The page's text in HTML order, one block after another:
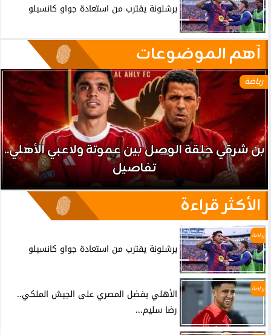
برشلونة يقترب من استعادة جواو كانسيلو
آهم الموضوعات
رياضة
بن شرقي حلقة الوصل بين عموتة ولاعبي الأهلي..
تفاصيل
الأكثر قراءة
رياضة
برشلونة يقترب من استعادة جواو كانسيلو
رياضة
الأهلي يفضل المصري على الجيش الملكي..
رضا سليم...